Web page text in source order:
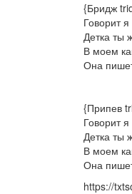
{Бридж
Говорит
Детка ты
В моем
Она
{Припев
Говорит
Детка ты
В моем
Она
https://